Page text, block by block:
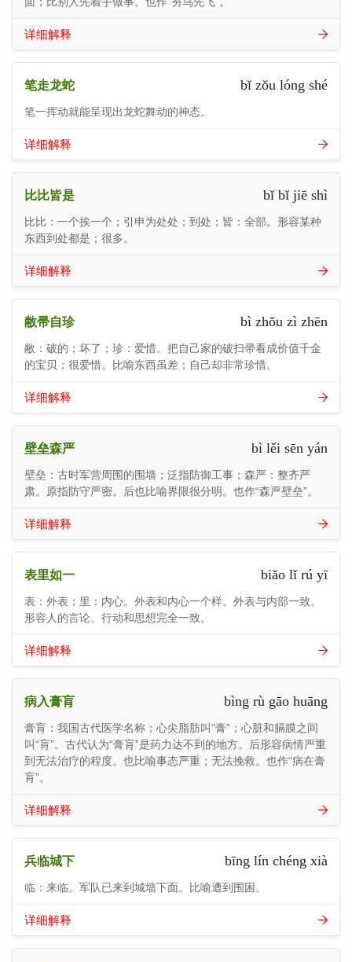
详细解释
笔走龙蛇 bǐ zǒu lóng shé
笔一挥动就能呈现出龙蛇舞动的神态。
详细解释
比比皆是 bǐ bǐ jiē shì
比比：一个挨一个；引申为处处；到处；皆：全部。形容某种
东西到处都是；很多。
详细解释
敝帚自珍 bì zhǒu zì zhēn
敝：破的；坏了；珍：爱惜。把自己家的破扫帚看成价值千金
的宝贝；很爱惜。比喻东西虽差；自己却非常珍惜。
详细解释
壁垒森严 bì lěi sēn yán
壁垒：古时军营周围的围墙；泛指防御工事；森严：整齐严
肃。原指防守严密。后也比喻界限很分明。也作“森严壁垒”。
详细解释
表里如一 biǎo lǐ rú yī
表：外表；里：内心。外表和内心一个样。外表与内部一致。
形容人的言论、行动和思想完全一致。
详细解释
病入膏肓 bìng rù gāo huāng
膏肓：我国古代医学名称；心尖脂肪叫“膏”；心脏和膈膜之间
叫“肓”。古代认为“膏肓”是药力达不到的地方。后形容病情严重
到无法治疗的程度。也比喻事态严重；无法挽救。也作“病在膏
肓”。
详细解释
兵临城下 bīng lín chéng xià
临：来临。军队已来到城墙下面。比喻遭到围困。
详细解释